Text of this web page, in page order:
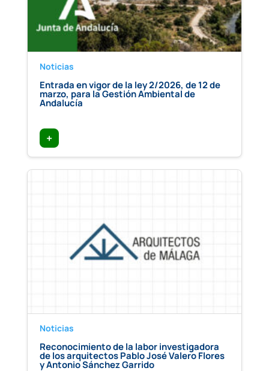
Noticias
Entrada en vigor de la ley 2/2026, de 12 de
marzo, para la Gestión Ambiental de
Andalucía
+
Noticias
Reconocimiento de la labor investigadora
de los arquitectos Pablo José Valero Flores
y Antonio Sánchez Garrido